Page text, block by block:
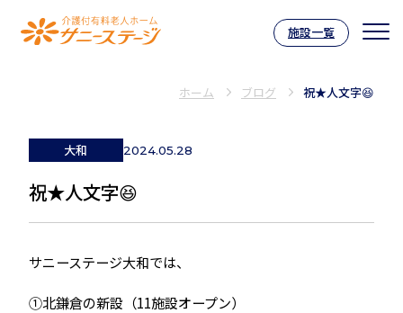
介護付有料老人ホーム サニーステー
施設一覧
ホーム ブログ 祝★人文字😆
大和 2024.05.28
祝★人文字😆
サニーステージ大和では、
①北鎌倉の新設（11施設オープン）